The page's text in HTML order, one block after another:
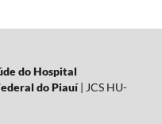
do Hospital
do Piauí| JCS HU-